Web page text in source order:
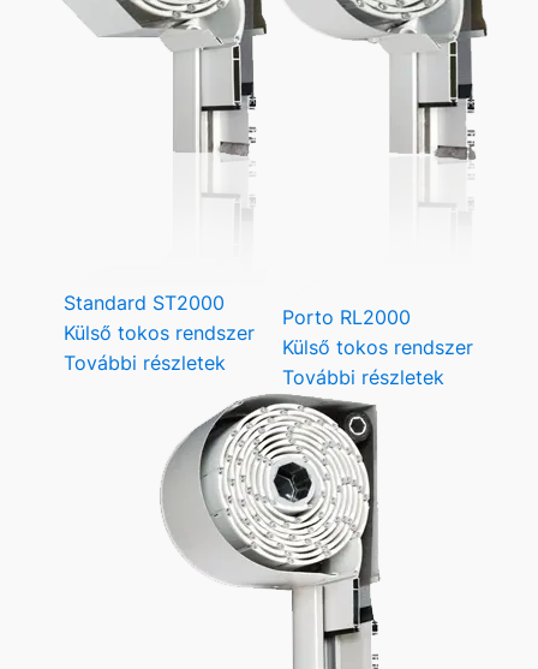
Standard ST2000
Külső tokos rendszer
További részletek
Porto RL2000
Külső tokos rendszer
További részletek